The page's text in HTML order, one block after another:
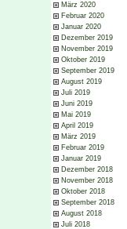
März 2020
Februar 2020
Januar 2020
Dezember 2019
November 2019
Oktober 2019
September 2019
August 2019
Juli 2019
Juni 2019
Mai 2019
April 2019
März 2019
Februar 2019
Januar 2019
Dezember 2018
November 2018
Oktober 2018
September 2018
August 2018
Juli 2018